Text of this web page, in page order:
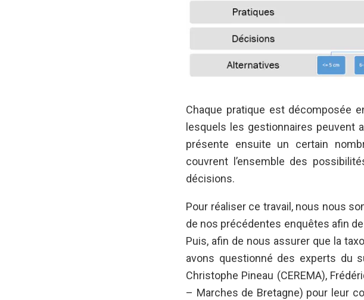
Chaque pratique est décomposée
lesquels les gestionnaires peuvent
présente ensuite un certain
couvrent l’ensemble des
décisions.
Pour réaliser ce travail, nous nous
de nos précédentes enquêtes afin
Puis, afin de nous assurer que la
avons questionné des experts du
Christophe Pineau (CEREMA),
– Marches de Bretagne) pour leur